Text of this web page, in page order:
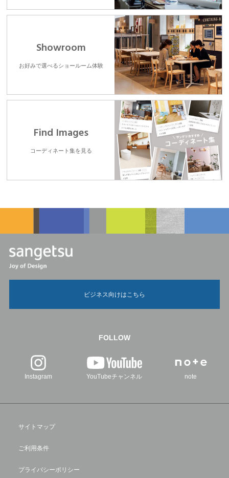
Showroom
お好みで選べるショールーム体験
Find Images
コーディネート集を見る
ビジネス向けはこちら
FOLLOW
Instagram YouTubeチャンネル note
サイトマップ
ご利用条件
プライバシーポリシー